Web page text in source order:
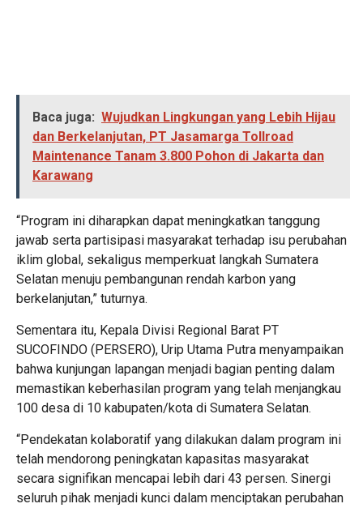
Baca juga: Wujudkan Lingkungan yang Lebih Hijau
dan Berkelanjutan, PT Jasamarga Tollroad
Maintenance Tanam 3.800 Pohon di Jakarta dan
Karawang
“Program ini diharapkan dapat meningkatkan tanggung
jawab serta partisipasi masyarakat terhadap isu perubahan
iklim global, sekaligus memperkuat langkah Sumatera
Selatan menuju pembangunan rendah karbon yang
berkelanjutan,” tuturnya.
Sementara itu, Kepala Divisi Regional Barat PT
SUCOFINDO (PERSERO), Urip Utama Putra menyampaikan
bahwa kunjungan lapangan menjadi bagian penting dalam
memastikan keberhasilan program yang telah menjangkau
100 desa di 10 kabupaten/kota di Sumatera Selatan.
“Pendekatan kolaboratif yang dilakukan dalam program ini
telah mendorong peningkatan kapasitas masyarakat
secara signifikan mencapai lebih dari 43 persen. Sinergi
seluruh pihak menjadi kunci dalam menciptakan perubahan